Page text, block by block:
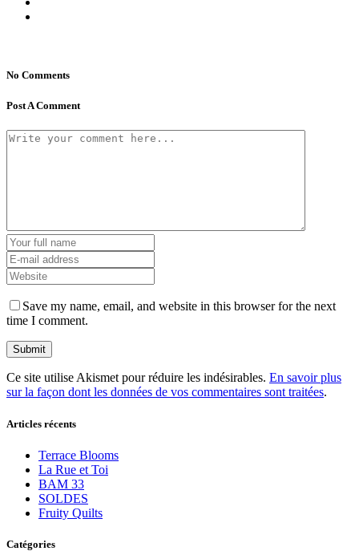
No Comments
Post A Comment
Save my name, email, and website in this browser for the next
time I comment.
Ce site utilise Akismet pour réduire les indésirables. En savoir plus
sur la façon dont les données de vos commentaires sont traitées.
Articles récents
Terrace Blooms
La Rue et Toi
BAM 33
SOLDES
Fruity Quilts
Catégories